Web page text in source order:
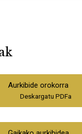
Aurkibide orokorra
Deskargatu PDFa